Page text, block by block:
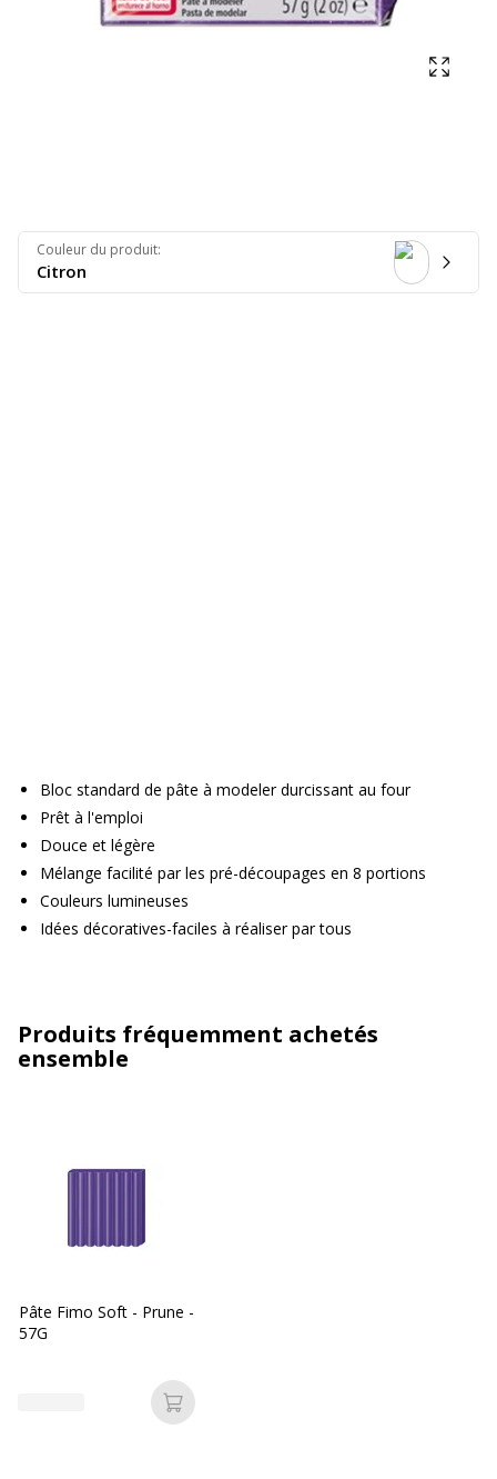
Couleur du produit:
Citron
Bloc standard de pâte à modeler durcissant au four
Prêt à l'emploi
Douce et légère
Mélange facilité par les pré-découpages en 8 portions
Couleurs lumineuses
Idées décoratives-faciles à réaliser par tous
Produits fréquemment achetés
ensemble
Pâte Fimo Soft - Prune -
57G
Ajouter au panier